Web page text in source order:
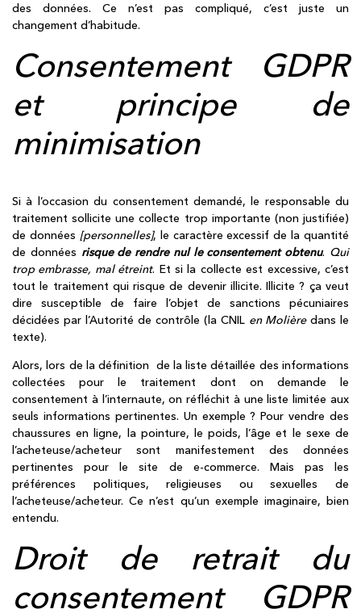
des données. Ce n’est pas compliqué, c’est juste un
changement d’habitude.
Consentement GDPR
et principe de
minimisation
Si à l’occasion du consentement demandé, le responsable du
traitement sollicite une collecte trop importante (non justifiée)
de données [personnelles], le caractère excessif de la quantité
de données risque de rendre nul le consentement obtenu. Qui
trop embrasse, mal étreint. Et si la collecte est excessive, c’est
tout le traitement qui risque de devenir illicite. Illicite ? ça veut
dire susceptible de faire l’objet de sanctions pécuniaires
décidées par l’Autorité de contrôle (la CNIL en Molièredans le
texte).
Alors, lors de la définition de la liste détaillée des informations
collectées pour le traitement dont on demande le
consentement à l’internaute, on réfléchit à une liste limitée aux
seuls informations pertinentes. Un exemple ? Pour vendre des
chaussures en ligne, la pointure, le poids, l’âge et le sexe de
l’acheteuse/acheteur sont manifestement des données
pertinentes pour le site de e-commerce. Mais pas les
préférences politiques, religieuses ou sexuelles de
l’acheteuse/acheteur. Ce n’est qu’un exemple imaginaire, bien
entendu.
Droit de retrait du
consentement GDPR